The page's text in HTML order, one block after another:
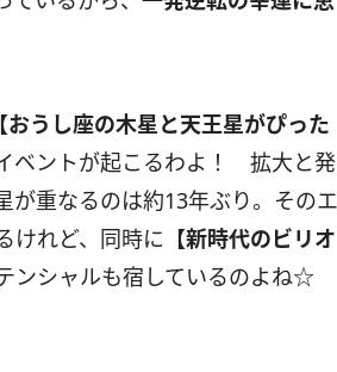
【おうし座の木星と天王星がぴった
ベントが起こるわよ！ 拡大と発
が重なるのは約13年ぶり。そのエ
けれど、同時に 【新時代のビリオ
ンシャルも宿しているのよね☆